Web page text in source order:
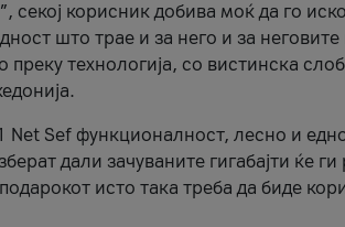
корисник добива моќ да го
што трае и за него и за
технологија, со вистинска
Sef функционалност, лесно и
дали зачуваните гигабајти ќе
исто така треба да биде